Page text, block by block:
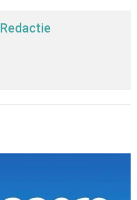
Redactie